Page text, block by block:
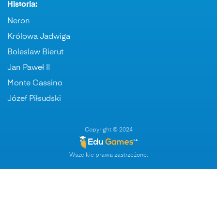
Historia:
Neron
Królowa Jadwiga
Boleslaw Bierut
Jan Paweł II
Monte Cassino
Józef Piłsudski
Copyright © 2024
Wszelkie prawa zastrzeżone.